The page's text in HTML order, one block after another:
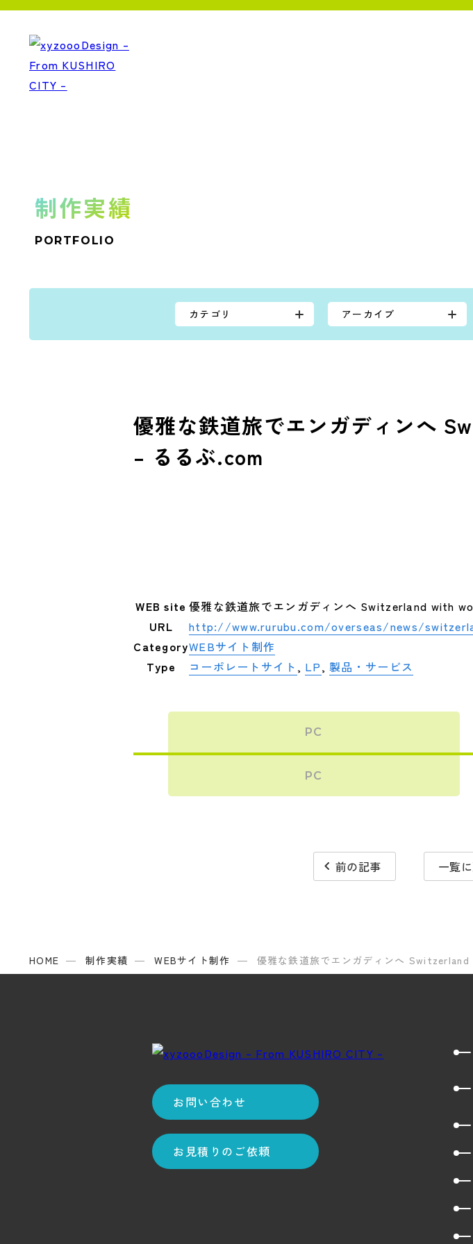
制作実績
PORTFOLIO
カテゴリ アーカイブ
優雅な鉄道旅でエンガディンへ
– るるぶ.com
WEB site 優雅な鉄道旅でエンガディンへ Switzerland with
URL
http://www.rurubu.com/overseas/news/
CategoryWEBサイト制作
Type
コーポレートサイト , LP,製品・サービス
PC
PC
navigate_before 前の記事 一覧
HOME 制作実績 WEBサイト制作 優雅な鉄道旅でエンガディンへ
お問い合わせ
お見積りのご依頼